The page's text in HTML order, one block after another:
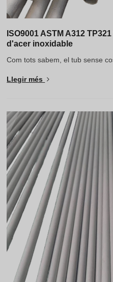
ISO9001 ASTM A312
d'acer inoxidable
Com tots sabem, el tub sense
Llegir més